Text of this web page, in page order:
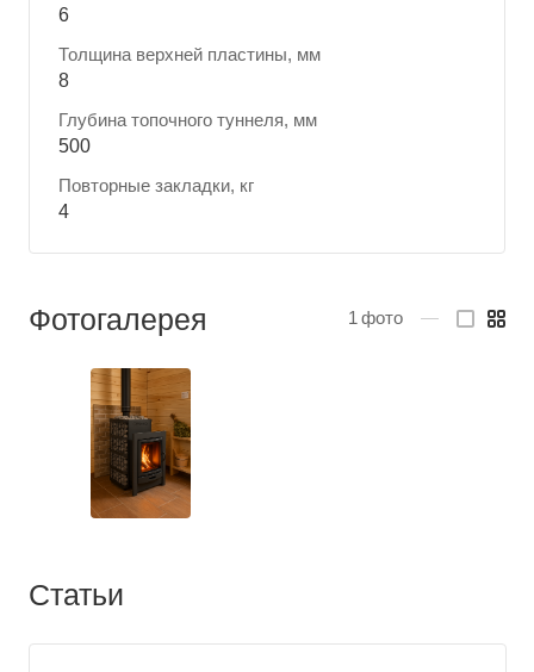
6
Толщина верхней пластины, мм
8
Глубина топочного туннеля, мм
500
Повторные закладки, кг
4
Фотогалерея 1 фото —
Статьи